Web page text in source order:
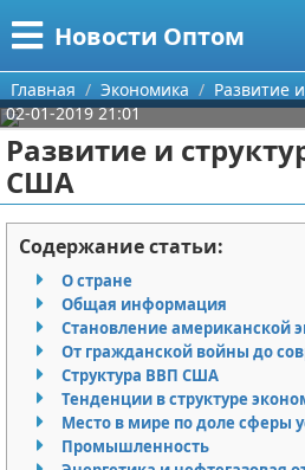
Новости Оптом
Меню
Главная
Категории
Информационные технологии
Автомобили
Знаменитости
Политика
Природа
Философия
Поиск
О проекте
Контакты
Сотрудничество
Размещение рекламы
Для правообладателей
Главная Экономика
Развитие
02-01-2019 21:01
Развитие и
США
Содержание статьи:
О стране
Общая информация
Становление американской
От гражданской войны до
Структура ВВП США
Тенденции в структуре
Место в мире по доле сферы
Промышленность